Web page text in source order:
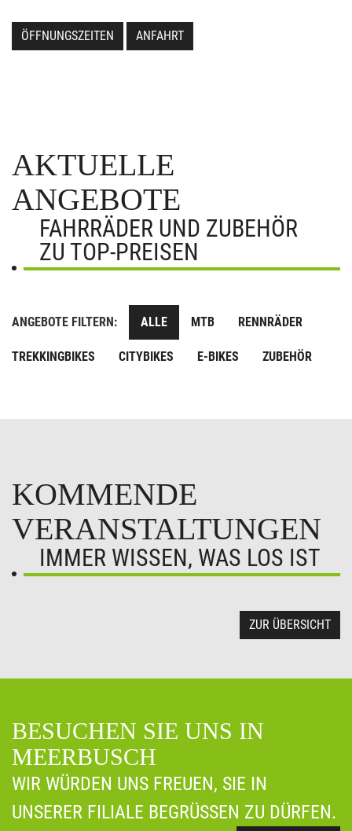
ÖFFNUNGSZEITEN ANFAHRT
AKTUELLE
ANGEBOTE
FAHRRÄDER UND ZUBEHÖR
ZU TOP-PREISEN
ANGEBOTE FILTERN: ALLE MTB RENNRÄDER
TREKKINGBIKES CITYBIKES E-BIKES ZUBEHÖR
KOMMENDE
VERANSTALTUNGEN
IMMER WISSEN, WAS LOS IST
ZUR ÜBERSICHT
BESUCHEN SIE UNS IN
MEERBUSCH
WIR WÜRDEN UNS FREUEN, SIE IN
UNSERER FILIALE BEGRÜSSEN ZU DÜRFEN.